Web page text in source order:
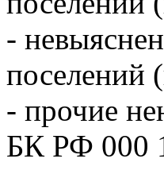
-
поселений
- прочие
БК РФ 000